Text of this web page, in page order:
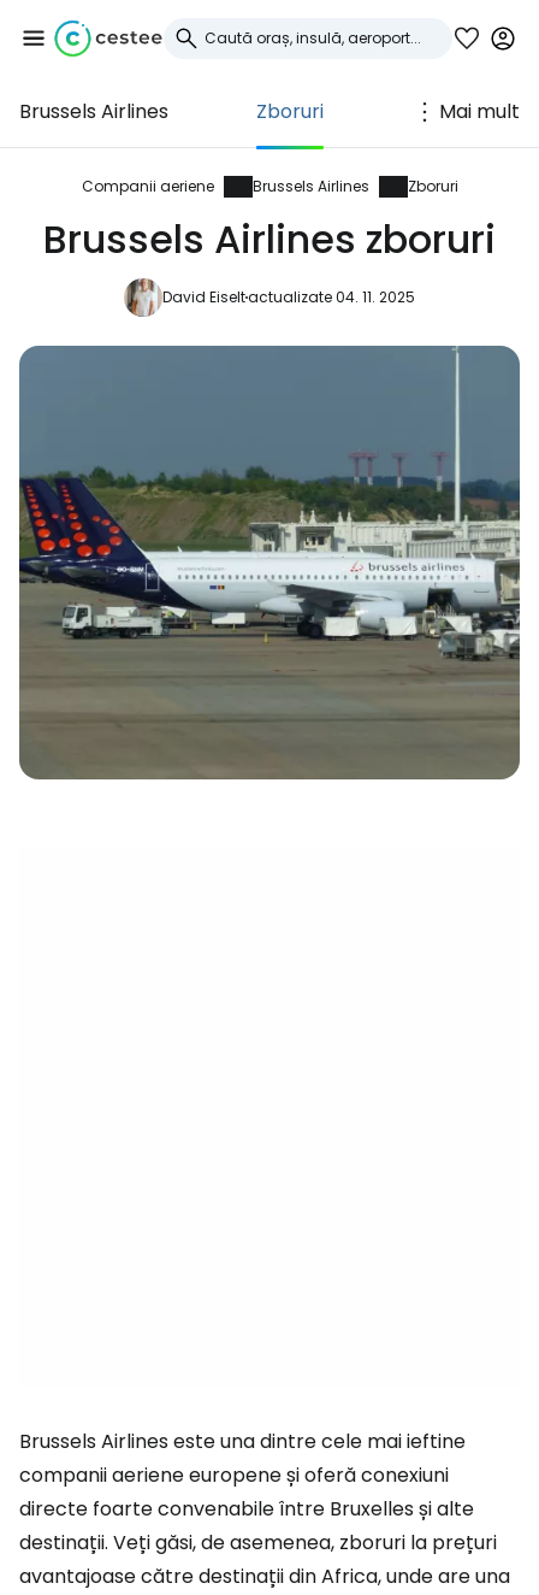
Brussels Airlines Zboruri Mai mult
Companii aeriene Brussels Airlines Zboruri
Brussels Airlines zboruri
David Eiseltactualizate 04. 11. 2025
Brussels Airlines este una dintre cele mai ieftine
companii aeriene europene și oferă conexiuni
directe foarte convenabile între Bruxelles și alte
destinații. Veți găsi, de asemenea, zboruri la prețuri
avantajoase către destinații din Africa, unde are una
Conectați-vă la
Cestee
... comunitatea mondială a călătorilor
Continuați cu e-mailul